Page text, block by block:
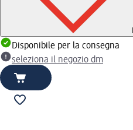
Disponibile per la consegna
seleziona il negozio dm